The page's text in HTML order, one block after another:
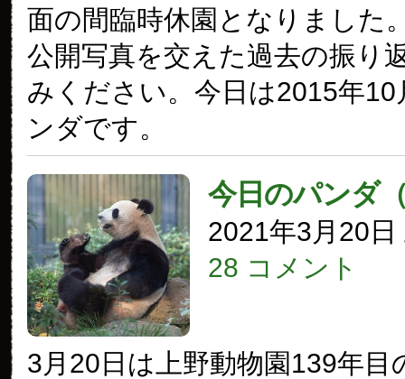
面の間臨時休園となりました
公開写真を交えた過去の振り
みください。今日は2015年10
ンダです。
今日のパンダ
2021年3月20日
28 コメント
3月20日は上野動物園139年目